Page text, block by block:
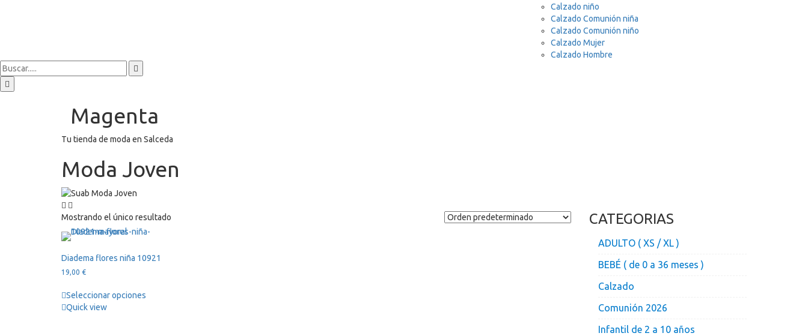
Calzado niño
Calzado Comunión niña
Calzado Comunión niño
Calzado Mujer
Calzado Hombre
Magenta
Tu tienda de moda en Salceda
Moda Joven
Mostrando el único resultado
Diadema flores niña 10921
19,00 €
Seleccionar opciones
Quick view
CATEGORIAS
ADULTO ( XS / XL )
BEBÉ ( de 0 a 36 meses )
Calzado
Comunión 2026
Infantil de 2 a 10 años